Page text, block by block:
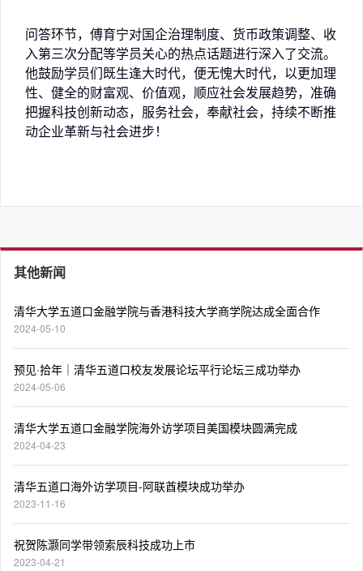
问答环节，傅育宁对国企治理制度、货币政策调整、收
入第三次分配等学员关心的热点话题进行深入了交流。
他鼓励学员们既生逢大时代，便无愧大时代，以更加理
性、健全的财富观、价值观，顺应社会发展趋势，准确
把握科技创新动态，服务社会，奉献社会，持续不断推
动企业革新与社会进步！
其他新闻
清华大学五道口金融学院与香港科技大学商学院达成全面合作
2024-05-10
预见·拾年｜清华五道口校友发展论坛平行论坛三成功举办
2024-05-06
清华大学五道口金融学院海外访学项目美国模块圆满完成
2024-04-23
清华五道口海外访学项目-阿联酋模块成功举办
2023-11-16
祝贺陈灏同学带领索辰科技成功上市
2023-04-21